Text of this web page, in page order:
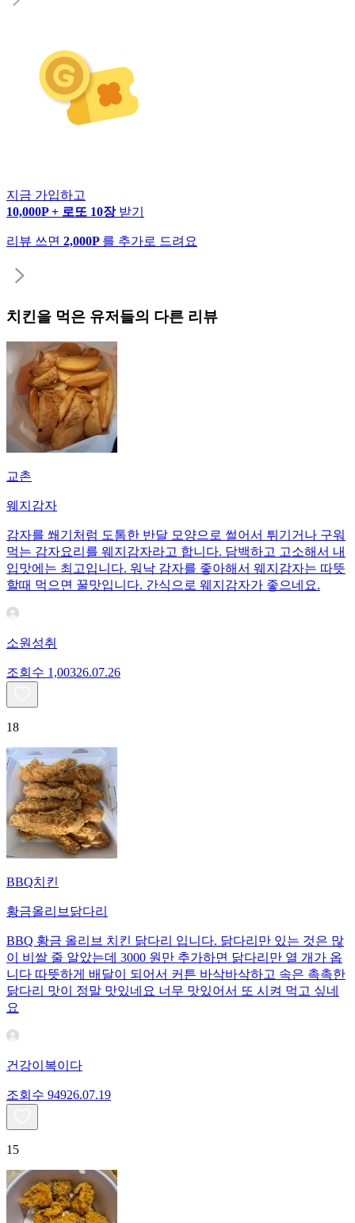
지금 가입하고
10,000P + 로또 10장 받기
리뷰 쓰면 2,000P 를 추가로 드려요
치킨을 먹은 유저들의 다른 리뷰
교촌
웨지감자
감자를 쐐기처럼 도톰한 반달 모양으로 썰어서 튀기거나 구워
먹는 감자요리를 웨지감자라고 합니다. 담백하고 고소해서 내
입맛에는 최고입니다. 워낙 감자를 좋아해서 웨지감자는 따뜻
할때 먹으면 꿀맛입니다. 간식으로 웨지감자가 좋으네요.
소원성취
조회수 1,00326.07.26
18
BBQ치킨
황금올리브닭다리
BBQ 황금 올리브 치킨 닭다리 입니다. 닭다리만 있는 것은 많
이 비쌀 줄 알았는데 3000 원만 추가하면 닭다리만 열 개가 옵
니다 따뜻하게 배달이 되어서 커튼 바삭바삭하고 속은 촉촉한
닭다리 맛이 정말 맛있네요 너무 맛있어서 또 시켜 먹고 싶네
요
건강이복이다
조회수 94926.07.19
15